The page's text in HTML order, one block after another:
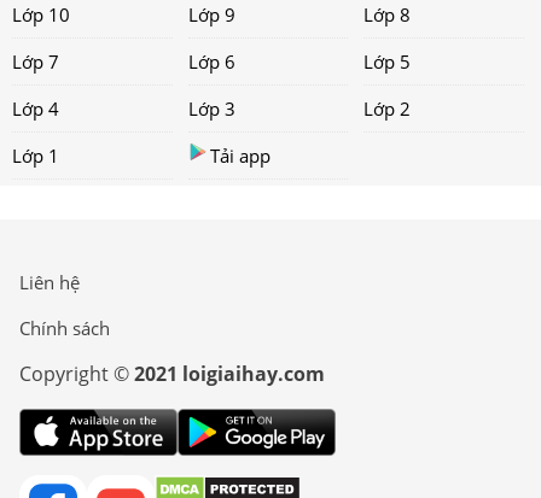
Lớp 10
Lớp 9
Lớp 8
Lớp 7
Lớp 6
Lớp 5
Lớp 4
Lớp 3
Lớp 2
Lớp 1
Tải app
Liên hệ
Chính sách
Copyright ©2021 loigiaihay.com